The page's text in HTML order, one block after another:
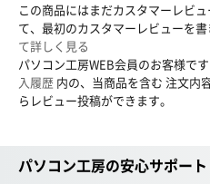
この商品にはまだカスタマーレビ
て、最初のカスタマーレビューを書
て詳しく見る
パソコン工房WEB会員のお客様で
入履歴 内の、当商品を含む 注文内
らレビュー投稿ができます。
パソコン工房の安心サポート